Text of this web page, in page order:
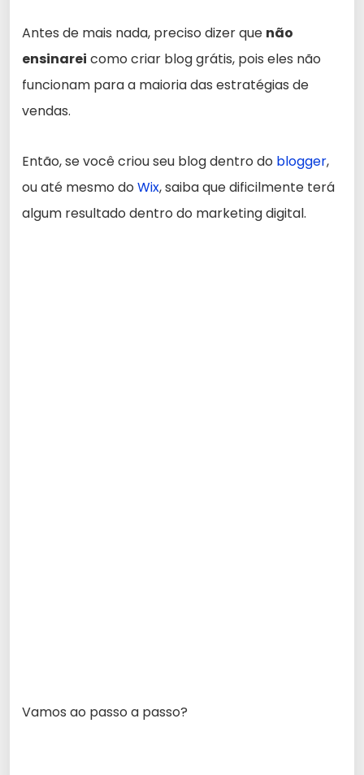
Antes de mais nada, preciso dizer que não
ensinarei como criar blog grátis, pois eles não
funcionam para a maioria das estratégias de
vendas.
Então, se você criou seu blog dentro do blogger,
ou até mesmo do Wix, saiba que dificilmente terá
algum resultado dentro do marketing digital.
Vamos ao passo a passo?